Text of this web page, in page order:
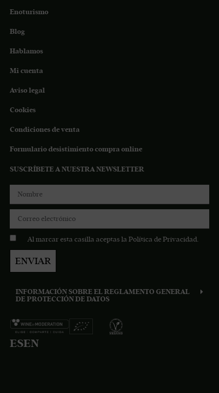
Enoturismo
Blog
Hablamos
Mi cuenta
Aviso legal
Cookies
Condiciones de venta
Formulario desistimiento compra online
SUSCRÍBETE A NUESTRA NEWSLETTER
Al marcar esta casilla aceptas la Política de Privacidad.
ENVIAR
INFORMACIÓN SOBRE EL REGLAMENTO GENERAL
DE PROTECCIÓN DE DATOS
ESEN